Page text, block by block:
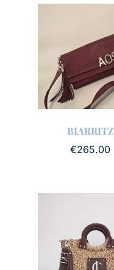
BIARRITZ
€265.00